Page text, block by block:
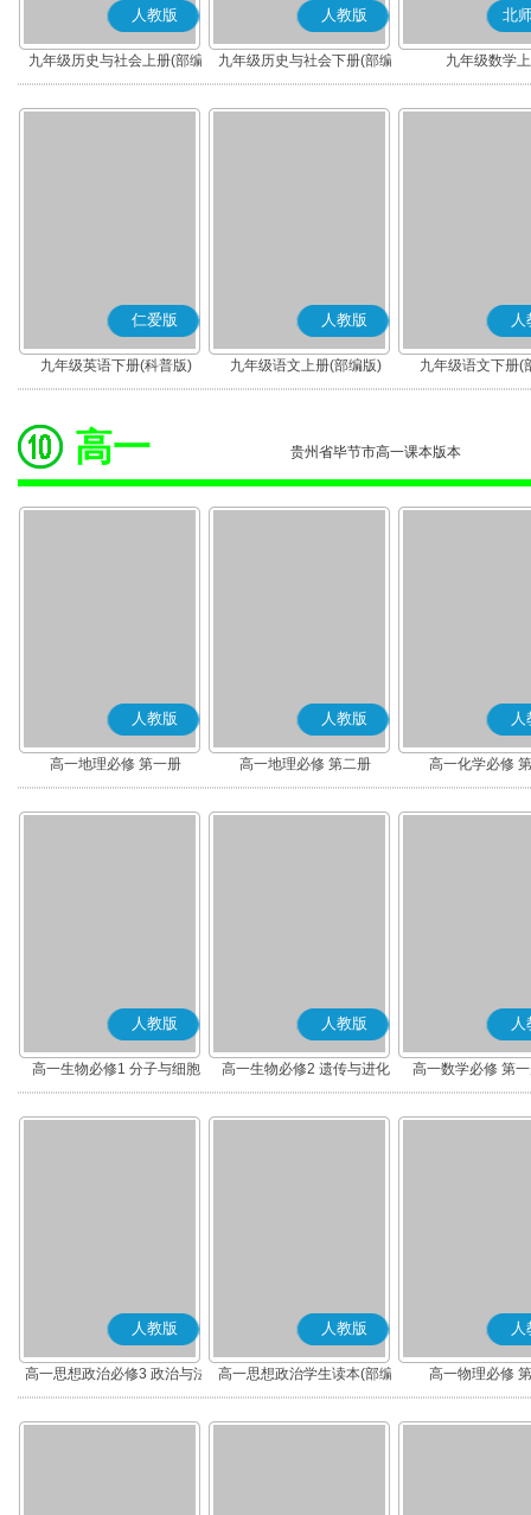
人教版
九年级历史与社会上册(部编
版)
人教版
九年级历史与社会下册(部编
版)
北
九年级数学
仁爱版
九年级英语下册(科普版)
人教版
九年级语文上册(部编版)
人
九年级语文下册(
高一 贵州省毕节市高一课本版本
人教版
高一地理必修 第一册
人教版
高一地理必修 第二册
人
高一化学必修
人教版
高一生物必修1 分子与细胞
人教版
高一生物必修2 遗传与进化
人
高一数学必修 第
人教版
高一思想政治必修3 政治与法
治(部编版)
人教版
高一思想政治学生读本(部编
版)
人
高一物理必修